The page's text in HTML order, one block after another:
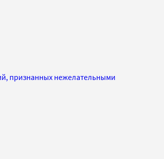
признанных нежелательными